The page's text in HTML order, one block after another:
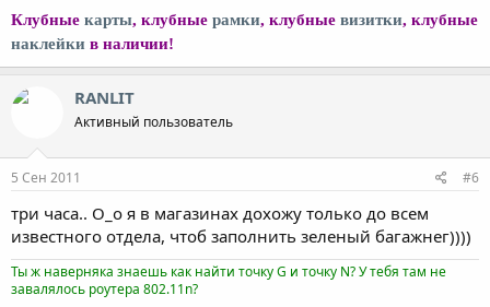
Клубные карты, клубные рамки, клубные визитки, клубные
наклейки в наличии!
RANLIT
Активный пользователь
5 Сен 2011 #6
три часа.. О_о я в магазинах дохожу только до всем
известного отдела, чтоб заполнить зеленый багажнег))))
Ты ж наверняка знаешь как найти точку G и точку N? У тебя там не
завалялось роутера 802.11n?